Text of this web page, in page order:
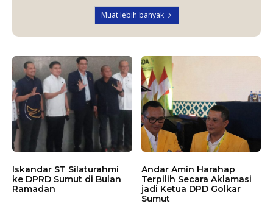
Muat lebih banyak
Iskandar ST Silaturahmi
ke DPRD Sumut di Bulan
Ramadan
Andar Amin Harahap
Terpilih Secara Aklamasi
jadi Ketua DPD Golkar
Sumut